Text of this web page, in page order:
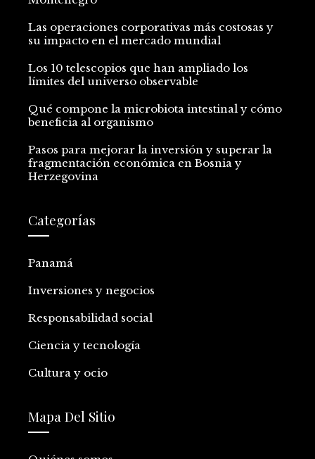
Las operaciones corporativas más costosas y
su impacto en el mercado mundial
Los 10 telescopios que han ampliado los
límites del universo observable
Qué compone la microbiota intestinal y cómo
beneficia al organismo
Pasos para mejorar la inversión y superar la
fragmentación económica en Bosnia y
Herzegovina
Categorías
Panamá
Inversiones y negocios
Responsabilidad social
Ciencia y tecnología
Cultura y ocio
Mapa Del Sitio